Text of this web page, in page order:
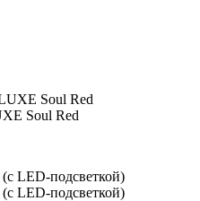
Soul Red
LED-под­свет­кой)